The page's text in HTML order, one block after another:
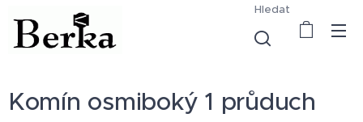
Hledat
Komín osmiboký 1 průduch